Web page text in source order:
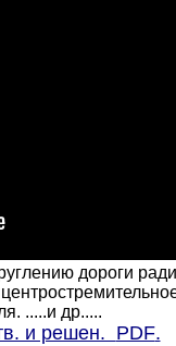
дороги
.....и др.....
и решен. PDF.